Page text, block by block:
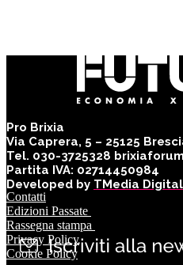
Pro Brixia
Via Caprera, 5 – 25125
Tel. 030-3725328
Partita IVA: 02714450984
Developed by TMedia Digital
Contatti
Edizioni Passate
Rassegna stampa
Privacy Policy
Cookie Policy